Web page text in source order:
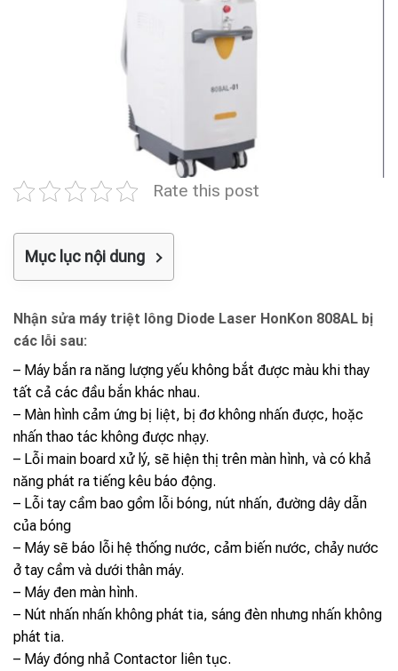
Rate this post
Mục lục nội dung
Nhận sửa máy triệt lông Diode Laser HonKon 808AL bị
các lỗi sau:
– Máy bắn ra năng lượng yếu không bắt được màu khi thay
tất cả các đầu bắn khác nhau.
– Màn hình cảm ứng bị liệt, bị đơ không nhấn được, hoặc
nhấn thao tác không được nhạy.
– Lỗi main board xử lý, sẽ hiện thị trên màn hình, và có khả
năng phát ra tiếng kêu báo động.
– Lỗi tay cầm bao gồm lỗi bóng, nút nhấn, đường dây dẫn
của bóng
– Máy sẽ báo lỗi hệ thống nước, cảm biến nước, chảy nước
ở tay cầm và dưới thân máy.
– Máy đen màn hình.
– Nút nhấn nhấn không phát tia, sáng đèn nhưng nhấn không
phát tia.
– Máy đóng nhả Contactor liên tục.